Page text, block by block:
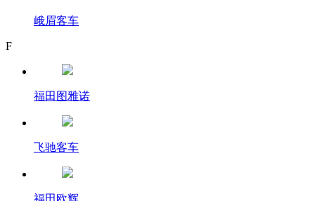
峨眉客车
F
福田图雅诺
飞驰客车
福田欧辉